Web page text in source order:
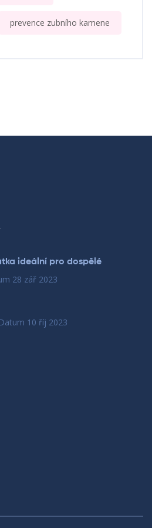
prevence zubního kamene
ideální pro dospělé
28 zář 2023
Datum 10 říj 2023